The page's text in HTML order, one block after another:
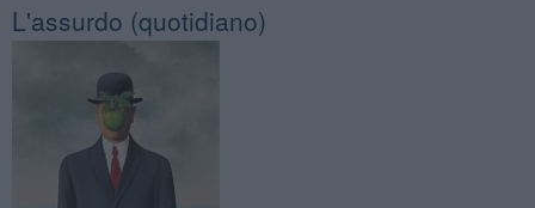
L'assurdo (quotidiano)